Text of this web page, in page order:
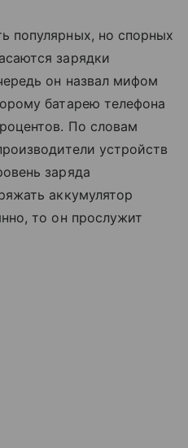
популярных, но спорных
зарядки
он назвал мифом
батарею телефона
По словам
устройств
заряда
аккумулятор
то он прослужит